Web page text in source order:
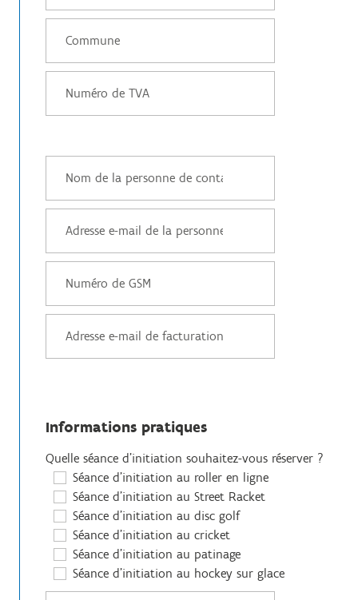
Informations pratiques
Quelle séance d'initiation souhaitez-vous réserver ?
Séance d'initiation au roller en ligne
Séance d'initiation au Street Racket
Séance d'initiation au disc golf
Séance d'initiation au cricket
Séance d'initiation au patinage
Séance d'initiation au hockey sur glace